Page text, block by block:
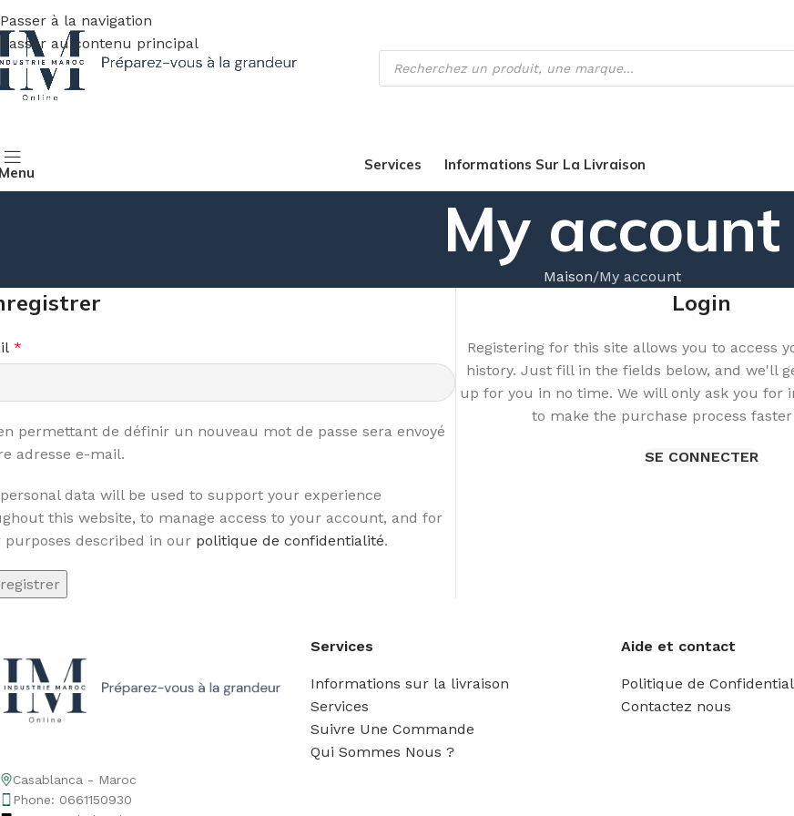
Passer à la navigation
Passer au contenu principal
Services Informations Sur La Livraison
My account
Maison My account
*
permettant de définir un nouveau mot de passe sera envoyé
adresse e-mail.
data will be used to support your experience
this website, to manage access to your account, and for
purposes described in our politique de confidentialité.
Login
Registering for this site allows you to access
history. Just fill in the fields below, and we'll
up for you in no time. We will only ask you for
to make the purchase process faster
SE CONNECTER
Casablanca - Maroc
Phone: 0661150930
Services
Informations sur la livraison
Services
Suivre Une Commande
Qui Sommes Nous ?
Aide et contact
Politique de
Contactez nous